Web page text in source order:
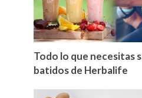
Todo lo que necesitas
batidos de Herbalife